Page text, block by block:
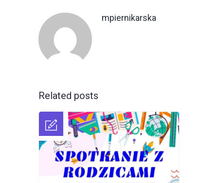
mpiernikarska
Related posts